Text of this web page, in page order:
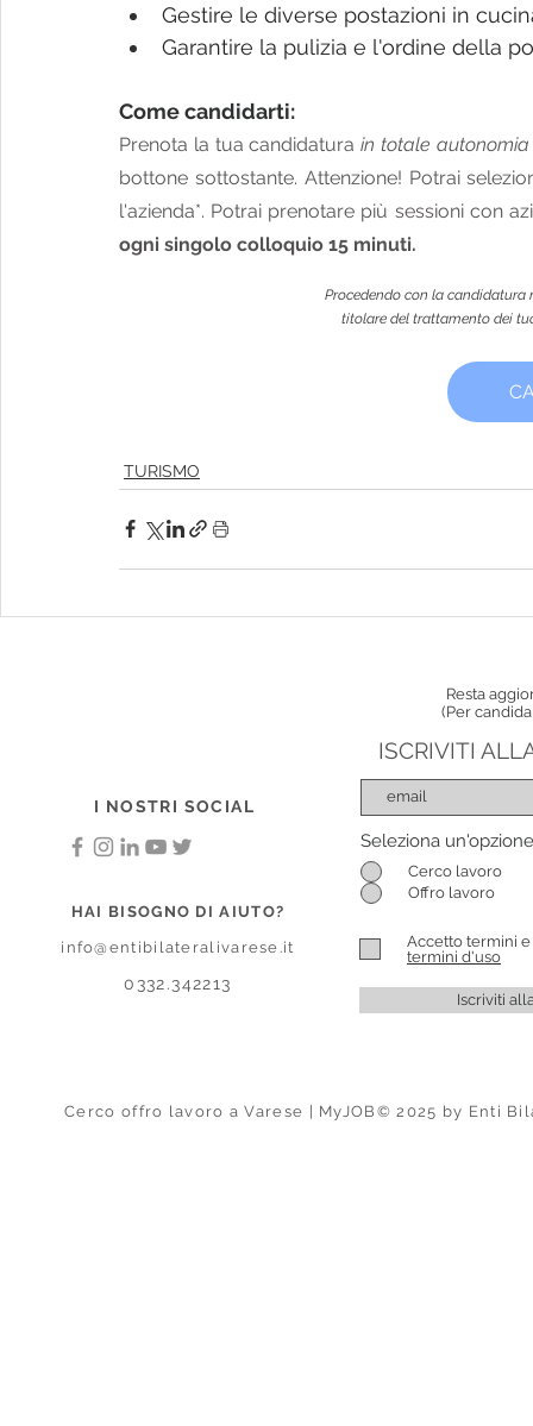
Gestire le diverse postazioni in
Garantire la pulizia e l'ordine della
Come candidarti:
Prenota la tua candidatura in totale autonomia
bottone sottostante. Attenzione! Potrai
l'azienda*. Potrai prenotare più sessioni con
ogni singolo colloquio 15 minuti.
Procedendo con la
titolare del trattamento dei
TURISMO
Resta
(Per
ISCRIVITI
I NOSTRI SOCIAL
HAI BISOGNO DI AIUTO?
info@entibilateralivarese.it
0332.342213
Seleziona un'opzione
Cerco lavoro
Offro lavoro
Accetto termini
termini d'uso
Iscriviti
Cerco offro lavoro a Varese | MyJOB© 2025 by Enti